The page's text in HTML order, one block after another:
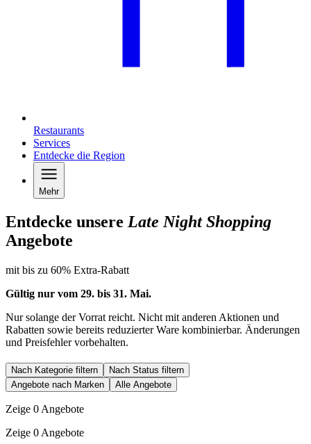
Restaurants
Services
Entdecke die Region
Mehr
Entdecke unsere Late Night Shopping
Angebote
mit bis zu 60% Extra-Rabatt
Gültig nur vom 29. bis 31. Mai.
Nur solange der Vorrat reicht. Nicht mit anderen Aktionen und
Rabatten sowie bereits reduzierter Ware kombinierbar. Änderungen
und Preisfehler vorbehalten.
Nach Kategorie filtern
Nach Status filtern
Angebote nach Marken
Alle Angebote
Zeige 0 Angebote
Zeige 0 Angebote